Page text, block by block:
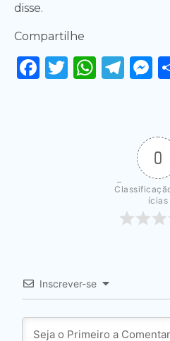
disse.
Compartilhe
Facebook
Twitter
0
ícias
Inscrever-se